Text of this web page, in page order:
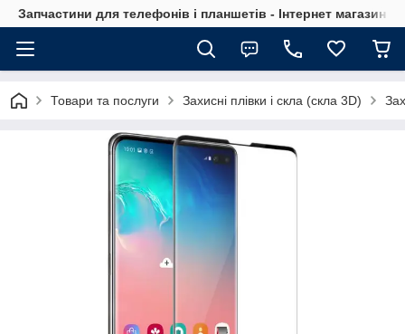
Запчастини для телефонів і планшетів - Інтернет магазин
Товари та послуги Захисні плівки і скла (скла 3D)